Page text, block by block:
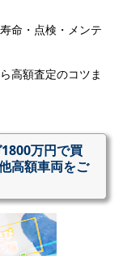
命・点検・メンテ
高額査定のコツま
万円で買
高額車両をご